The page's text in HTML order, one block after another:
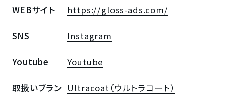
WEBサイト https://gloss-ads.com/
SNS Instagram
Youtube Youtube
取扱いブラン Ultracoat（ウルトラコート）